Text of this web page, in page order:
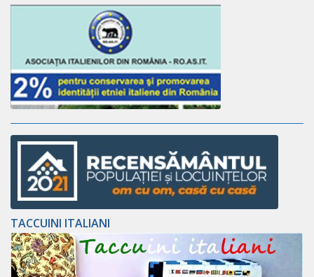
TACCUINI ITALIANI